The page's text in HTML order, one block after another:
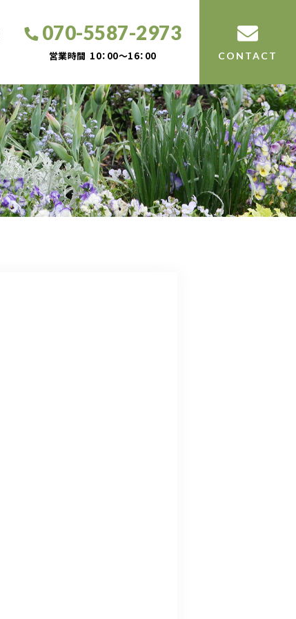
070-5587-2973
営業時間 10：00～16：00 CONTACT